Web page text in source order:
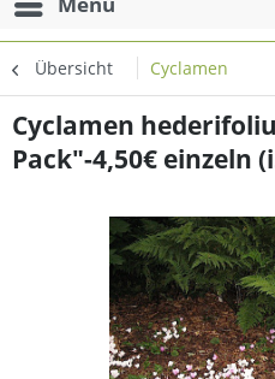
Übersicht Cyclamen
Cyclamen
Pack"-4,50€ einzeln